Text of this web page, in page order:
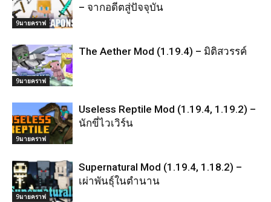
9มายคราฟ
– จากอดีตสู่ปัจจุบัน
9มายคราฟ
The Aether Mod (1.19.4) – มิติสวรรค์
9มายคราฟ
Useless Reptile Mod (1.19.4, 1.19.2) –
นักขี่ไวเวิร์น
9มายคราฟ
Supernatural Mod (1.19.4, 1.18.2) –
เผ่าพันธุ์ในตำนาน